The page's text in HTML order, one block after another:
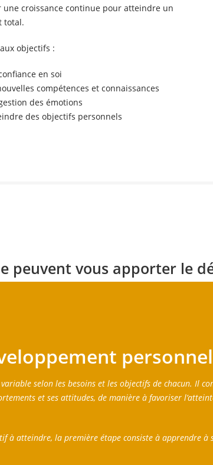
une croissance continue pour atteindre un
total.
objectifs :
en soi
compétences et connaissances
des émotions
des objectifs personnels
peuvent vous apporter le
personnel
selon les besoins et les objectifs de chacun. Il
et ses attitudes, de manière à favoriser
à atteindre, la première étape consiste à apprendre à